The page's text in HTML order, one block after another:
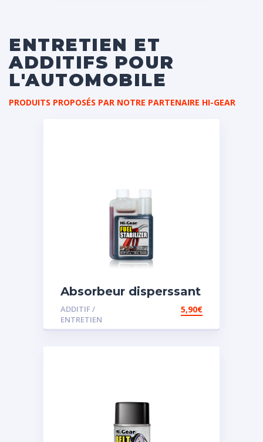
ENTRETIEN ET
ADDITIFS POUR
L'AUTOMOBILE
PRODUITS PROPOSÉS PAR NOTRE PARTENAIRE HI-GEAR
Absorbeur disperssant
d’eau pour carburant
ADDITIF /
ENTRETIEN
5,90€